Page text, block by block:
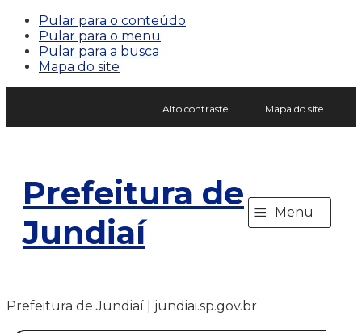
Pular para o conteúdo
Pular para o menu
Pular para a busca
Mapa do site
Alto contraste Mapa do site
Prefeitura de
Jundiaí
≡ Menu
Prefeitura de Jundiaí | jundiai.sp.gov.br